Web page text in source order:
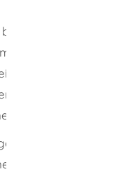
wie
sonstigen
vorhanden.
Behörde
die